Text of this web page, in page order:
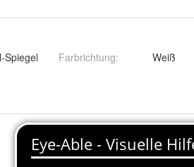
Spiegel
Farbrichtung: Weiß